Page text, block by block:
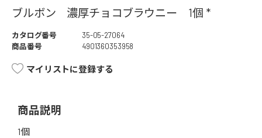
ブルボン 濃厚チョコブラウニー 1個 *
カタログ番号
35-05-27064
商品番号
4901360353958
マイリストに登録する
商品説明
1個